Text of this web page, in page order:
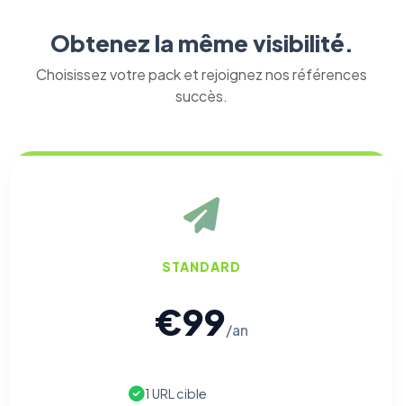
Obtenez la même visibilité.
Choisissez votre pack et rejoignez nos références
succès.
STANDARD
€99/an
1 URL cible